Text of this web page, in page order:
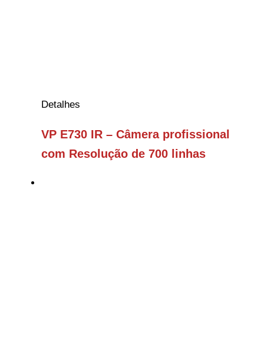
Detalhes
VP E730 IR – Câmera profissional
com Resolução de 700 linhas